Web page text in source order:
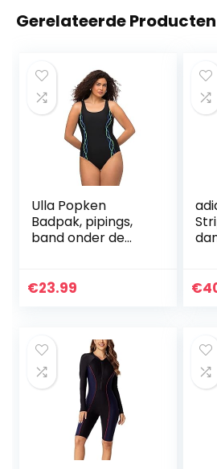
Gerelateerde Producten
Ulla Popken
Badpak, pipings,
band onder de
dames Zwempak
€23.99 €